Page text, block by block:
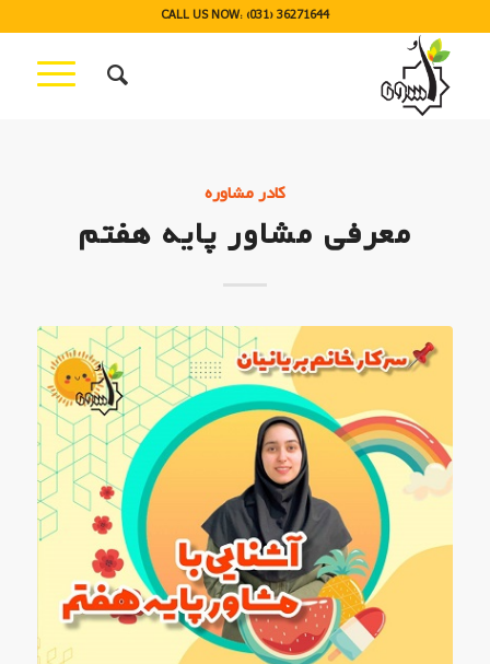
CALL US NOW: (031) 36271644
کادر مشاوره
معرفی مشاور پایه هفتم